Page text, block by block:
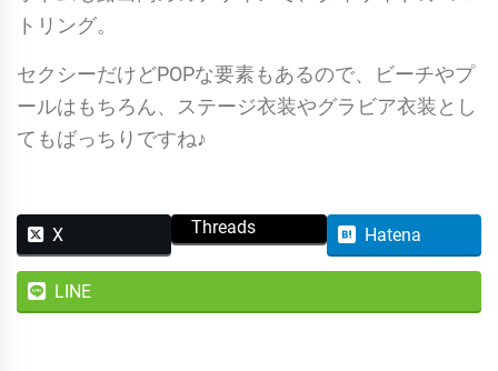
トリング。
セクシーだけどPOPな要素もあるので、ビーチやプ
ールはもちろん、ステージ衣装やグラビア衣装とし
てもばっちりですね♪
X Threads Hatena
LINE